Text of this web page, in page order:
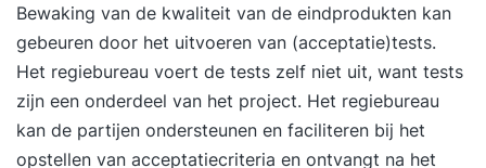
Bewaking van de kwaliteit van de eindprodukten kan
gebeuren door het uitvoeren van (acceptatie)tests.
Het regiebureau voert de tests zelf niet uit, want tests
zijn een onderdeel van het project. Het regiebureau
kan de partijen ondersteunen en faciliteren bij het
opstellen van acceptatiecriteria en ontvangt na het